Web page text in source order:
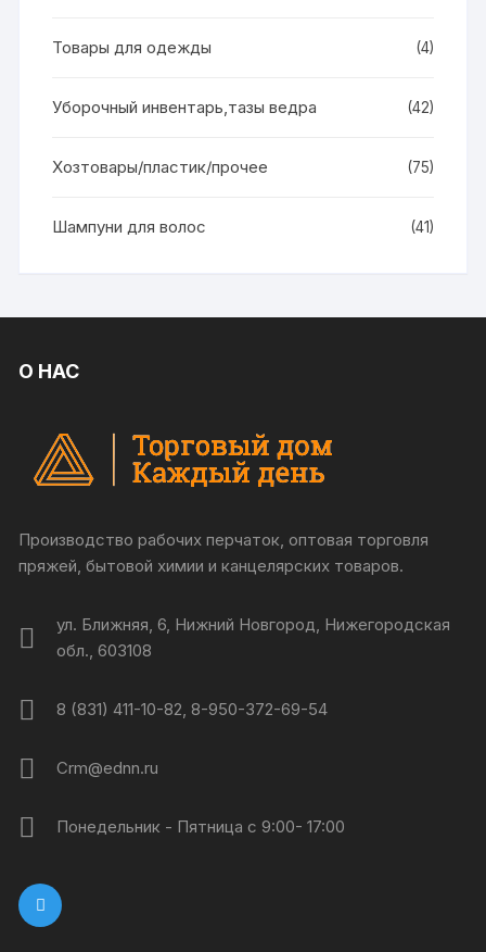
Товары для одежды (4)
Уборочный инвентарь,тазы ведра (42)
Хозтовары/пластик/прочее (75)
Шампуни для волос (41)
О НАС
Производство рабочих перчаток, оптовая торговля
пряжей, бытовой химии и канцелярских товаров.
ул. Ближняя, 6, Нижний Новгород, Нижегородская
обл., 603108
8 (831) 411-10-82, 8-950-372-69-54
Crm@ednn.ru
Понедельник - Пятница с 9:00- 17:00